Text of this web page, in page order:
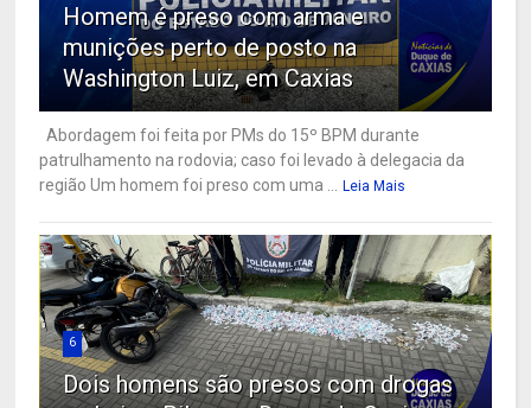
Homem é preso com arma e
munições perto de posto na
Washington Luiz, em Caxias
Abordagem foi feita por PMs do 15º BPM durante
patrulhamento na rodovia; caso foi levado à delegacia da
região Um homem foi preso com uma ...
Leia Mais
6
Dois homens são presos com drogas